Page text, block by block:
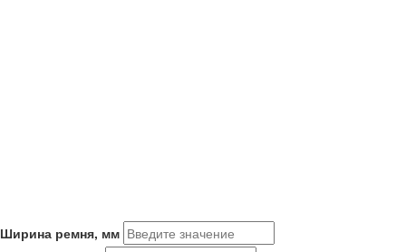
Ширина ремня, мм